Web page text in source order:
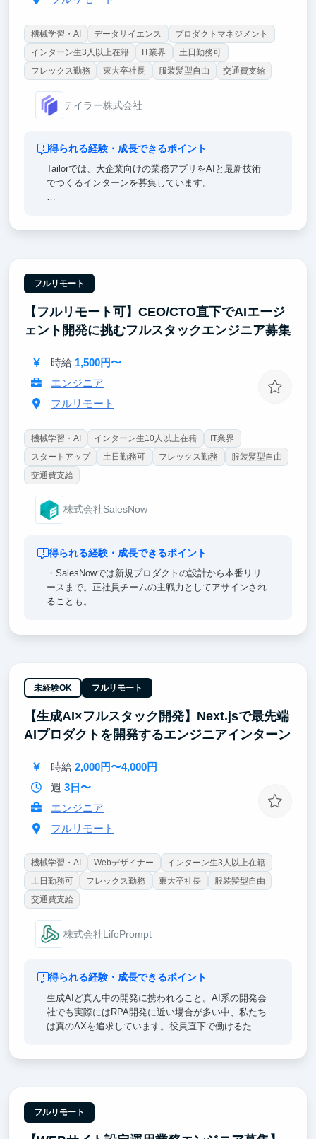
機械学習・AI データサイエンス
プロダクトマネジメント
インターン生3人以上在籍
IT業界
土日勤務可
フレックス勤務
東大卒社長 服装髪型自由 交通費支給
テイラー株式会社
得られる経験・成長できるポイント
Tailorでは、大企業向けの業務アプリをAIと最新技術
でつくるインターンを募集しています。
【ポイント②｜AI活用は前提、あなたの力で会社の成
長角度を高める】
AI Agentの実行基盤、Coding Agent前提の開発体制を
確立していただくことを期待します。
クライアントは日本を代表する大手企業が中心。起業
を目指す方は、Salesから全てのフェーズに関与可
フルリモート
【フルリモート可】CEO/CTO直下でAIエージ
ェント開発に挑むフルスタックエンジニア募集
時給 1,500円〜
エンジニア
フルリモート
機械学習・AI インターン生10人以上在籍
IT業界
スタートアップ
土日勤務可 フレックス勤務
服装髪型自由
交通費支給
株式会社SalesNow
得られる経験・成長できるポイント
・SalesNowでは新規プロダクトの設計から本番リリ
ースまで。正社員チームの主戦力としてアサインされ
ることも。
握。
・完全フルリモート×完全フルフレックス — コアタイ
ムなし、出社義務なし。地方在住でも留学先からでも
参加可能。
・「量」が質に転化する環境設計
未経験OK フルリモート
【生成AI×フルスタック開発】Next.jsで最先端
AIプロダクトを開発するエンジニアインターン
時給 2,000円〜4,000円
週 3日〜
エンジニア
フルリモート
機械学習・AI Webデザイナー
インターン生3人以上在籍
土日勤務可
フレックス勤務 東大卒社長
服装髪型自由
交通費支給
株式会社LifePrompt
得られる経験・成長できるポイント
生成AIど真ん中の開発に携われること。AI系の開発会
社でも実際にはRPA開発に近い場合が多い中、私たち
は真のAXを追求しています。役員直下で働けるた
にはCursor、Claude Code、Devinなど最新AIツールを
使い倒します。withAIでの開発生産性の高さを一緒に
フルリモート